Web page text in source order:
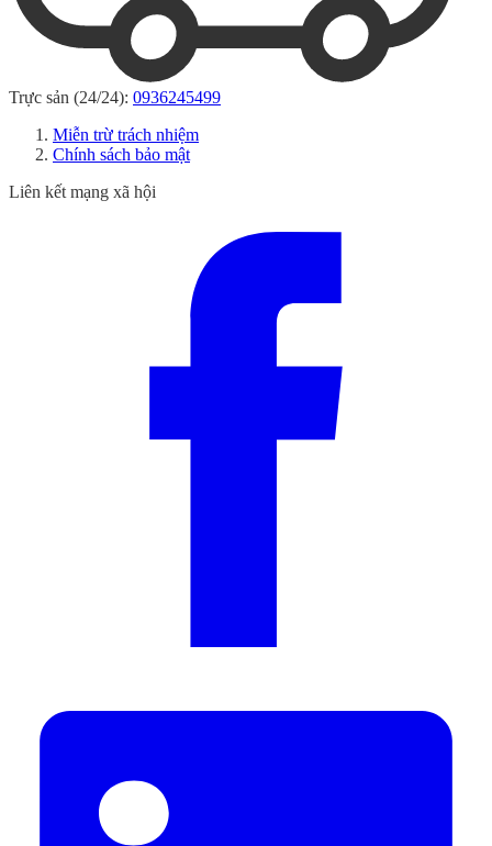
Trực sản (24/24): 0936245499
Miễn trừ trách nhiệm
Chính sách bảo mật
Liên kết mạng xã hội